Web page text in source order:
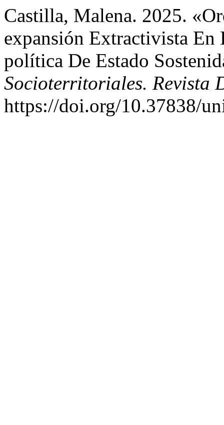
Castilla, Malena. 2025.
expansión Extractivista En
política De Estado
Socioterritoriales. Revista
https://doi.org/10.37838/